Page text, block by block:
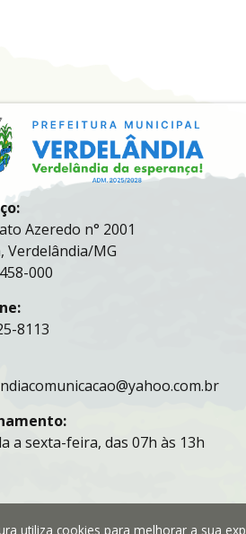
Azeredo n° 2001
Verdelândia/MG
000
8113
a sexta-feira, das 07h às 13h
utiliza cookies para melhorar a sua